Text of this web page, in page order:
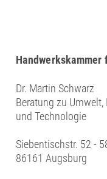
Handwerkskammer
Dr. Martin Schwarz
Beratung zu
und Technologie
Siebentischstr. 52 -
86161 Augsburg